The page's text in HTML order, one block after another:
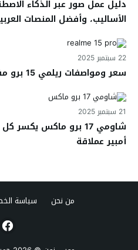
الأساليب، وأفضل المنصات
22 سبتمبر 2025
سعر ومواصفات ريلمي 15 برو مفاجآت في الكاميرا والبطارية
21 سبتمبر 2025
أمبير عملاقة
من نحن سياسة